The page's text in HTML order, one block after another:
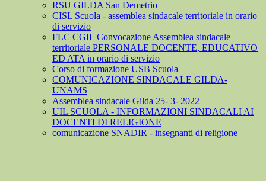
RSU GILDA San Demetrio
CISL Scuola - assemblea sindacale territoriale in orario
di servizio
FLC CGIL Convocazione Assemblea sindacale
territoriale PERSONALE DOCENTE, EDUCATIVO
ED ATA in orario di servizio
Corso di formazione USB Scuola
COMUNICAZIONE SINDACALE GILDA-
UNAMS
Assemblea sindacale Gilda 25- 3- 2022
UIL SCUOLA - INFORMAZIONI SINDACALI AI
DOCENTI DI RELIGIONE
comunicazione SNADIR - insegnanti di religione